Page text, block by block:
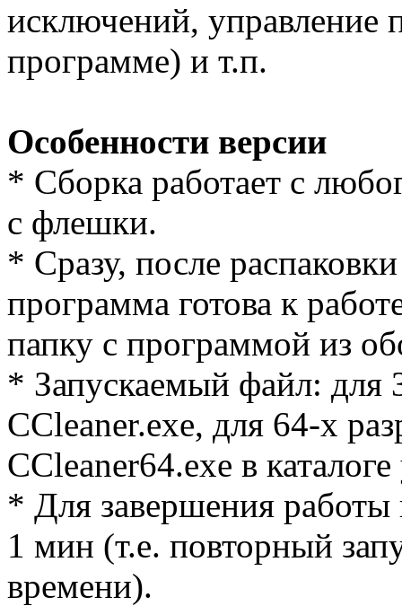
исключений, управление
программе) и т.п.
Особенности версии
* Cборка работает с
с флешки.
* Сразу, после
программа готова к
папку с программой из
* Запускаемый файл: для
CCleaner.exe, для 64-х
CCleaner64.exe в
* Для завершения работы
1 мин (т.е. повторный
времени).